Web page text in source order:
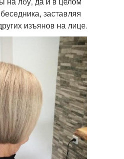
заставляя
изъянов на лице.